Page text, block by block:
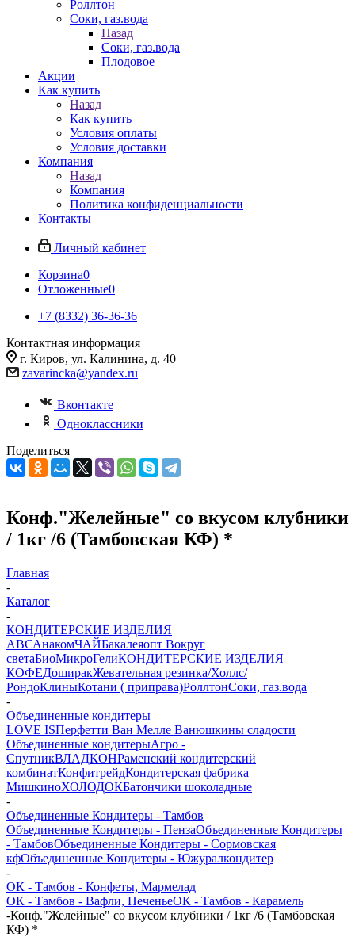
Роллтон
Соки, газ.вода
Назад
Соки, газ.вода
Плодовое
Акции
Как купить
Назад
Как купить
Условия оплаты
Условия доставки
Компания
Назад
Компания
Политика конфиденциальности
Контакты
Личный кабинет
Корзина0
Отложенные0
+7 (8332) 36-36-36
Контактная информация
г. Киров, ул. Калинина, д. 40
zavarincka@yandex.ru
Вконтакте
Одноклассники
Поделиться
Конф."Желейные" со вкусом клубники
/ 1кг /6 (Тамбовская КФ) *
Главная
-
Каталог
-
КОНДИТЕРСКИЕ ИЗДЕЛИЯ
АВСАнакомЧАЙБакалеяопт Вокруг
светаБиоМикроГелиКОНДИТЕРСКИЕ ИЗДЕЛИЯ
КОФЕДоширакЖевательная резинка/Холлс/
РондоКлиныКотани ( приправа)РоллтонСоки, газ.вода
-
Объединенные кондитеры
LOVE ISПерфетти Ван Мелле Ванюшкины сладости
Объединенные кондитерыАгро -
СпутникВЛАДКОНРаменский кондитерский
комбинатКонфитрейдКондитерская фабрика
МишкиноХОЛОДОКБатончики шоколадные
-
Объединенные Кондитеры - Тамбов
Объединенные Кондитеры - ПензаОбъединенные Кондитеры
- ТамбовОбъединенные Кондитеры - Сормовская
кфОбъединенные Кондитеры - Южуралкондитер
-
ОК - Тамбов - Конфеты, Мармелад
ОК - Тамбов - Вафли, ПеченьеОК - Тамбов - Карамель
-Конф."Желейные" со вкусом клубники / 1кг /6 (Тамбовская
КФ) *